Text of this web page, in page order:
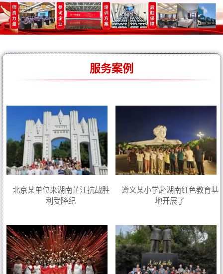
服务案例
北京某单位来湖南芷江抗战胜
利受降纪
遵义某小学赴湖南红色教育基
地开展了